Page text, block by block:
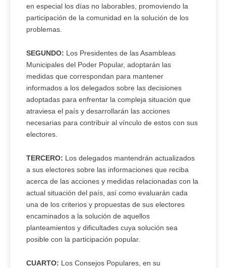
en especial los días no laborables, promoviendo la
participación de la comunidad en la solución de los
problemas.
SEGUNDO: Los Presidentes de las Asambleas
Municipales del Poder Popular, adoptarán las
medidas que correspondan para mantener
informados a los delegados sobre las decisiones
adoptadas para enfrentar la compleja situación que
atraviesa el país y desarrollarán las acciones
necesarias para contribuir al vínculo de estos con sus
electores.
TERCERO: Los delegados mantendrán actualizados
a sus electores sobre las informaciones que reciba
acerca de las acciones y medidas relacionadas con la
actual situación del país, así como evaluarán cada
una de los criterios y propuestas de sus electores
encaminados a la solución de aquellos
planteamientos y dificultades cuya solución sea
posible con la participación popular.
CUARTO: Los Consejos Populares, en su